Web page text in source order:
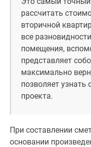
рассчитать
вторичной
все
помещения,
представляет
максимально
позволяет узнать
проекта.
При составлении
основании